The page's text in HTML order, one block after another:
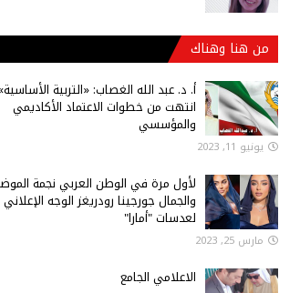
من هنا وهناك
أ‌. د. عبد الله الغصاب: «التربية
انتهت من خطوات الاعتماد الأكاديمي
والمؤسسي
يونيو 11, 2023
لأول مرة في الوطن العربي نجمة
والجمال جورجينا رودريغز الوجه الإعلاني
لعدسات "أمارا"
مارس 25, 2023
الاعلامي الجامع